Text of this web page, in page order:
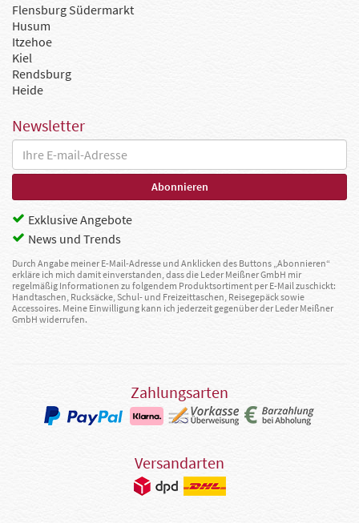
Flensburg Südermarkt
Husum
Itzehoe
Kiel
Rendsburg
Heide
Newsletter
Exklusive Angebote
News und Trends
Durch Angabe meiner E-Mail-Adresse und Anklicken des Buttons „Abonnieren“
erkläre ich mich damit einverstanden, dass die Leder Meißner GmbH mir
regelmäßig Informationen zu folgendem Produktsortiment per E-Mail zuschickt:
Handtaschen, Rucksäcke, Schul- und Freizeittaschen, Reisegepäck sowie
Accessoires. Meine Einwilligung kann ich jederzeit gegenüber der Leder Meißner
GmbH widerrufen.
Zahlungsarten
Versandarten